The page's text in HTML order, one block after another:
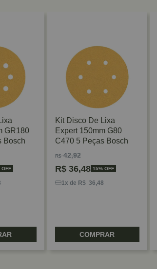
GR180
Bosch
OFF
Kit Disco De Lixa
Expert 150mm G80
C470 5 Peças Bosch
R$42,92
R$36,48 15% OFF
1x de R$ 36,48
COMPRAR